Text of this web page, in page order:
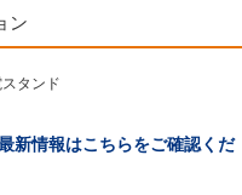
ン
タンド
新情報はこちらをご確認くだ